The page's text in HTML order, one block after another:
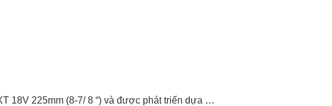
18V 225mm (8-7/ 8 “) và được phát triển dựa …